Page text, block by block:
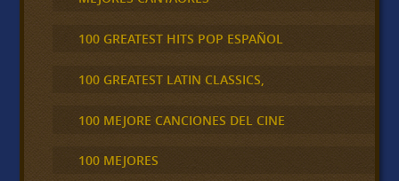
100 GREATEST HITS POP ESPAÑOL
100 GREATEST LATIN CLASSICS,
100 MEJORE CANCIONES DEL CINE
100 MEJORES